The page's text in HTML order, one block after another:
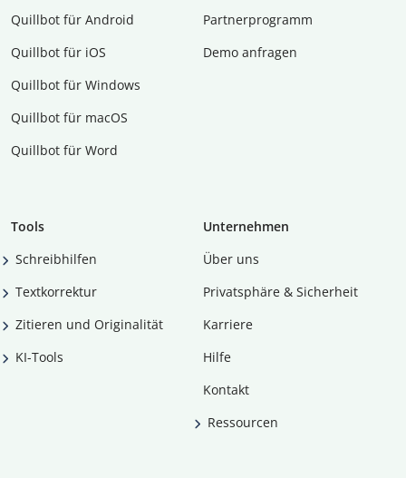
Quillbot für Android
Quillbot für iOS
Quillbot für Windows
Quillbot für macOS
Quillbot für Word
Partnerprogramm
Demo anfragen
Tools
Schreibhilfen
Textkorrektur
Zitieren und Originalität
KI-Tools
Unternehmen
Über uns
Privatsphäre & Sicherheit
Karriere
Hilfe
Kontakt
Ressourcen